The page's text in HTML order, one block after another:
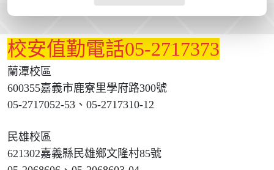
校安值勤電話05-2717373
蘭潭校區
600355嘉義市鹿寮里學府路300號
05-2717052-53、05-2717310-12
民雄校區
621302嘉義縣民雄鄉文隆村85號